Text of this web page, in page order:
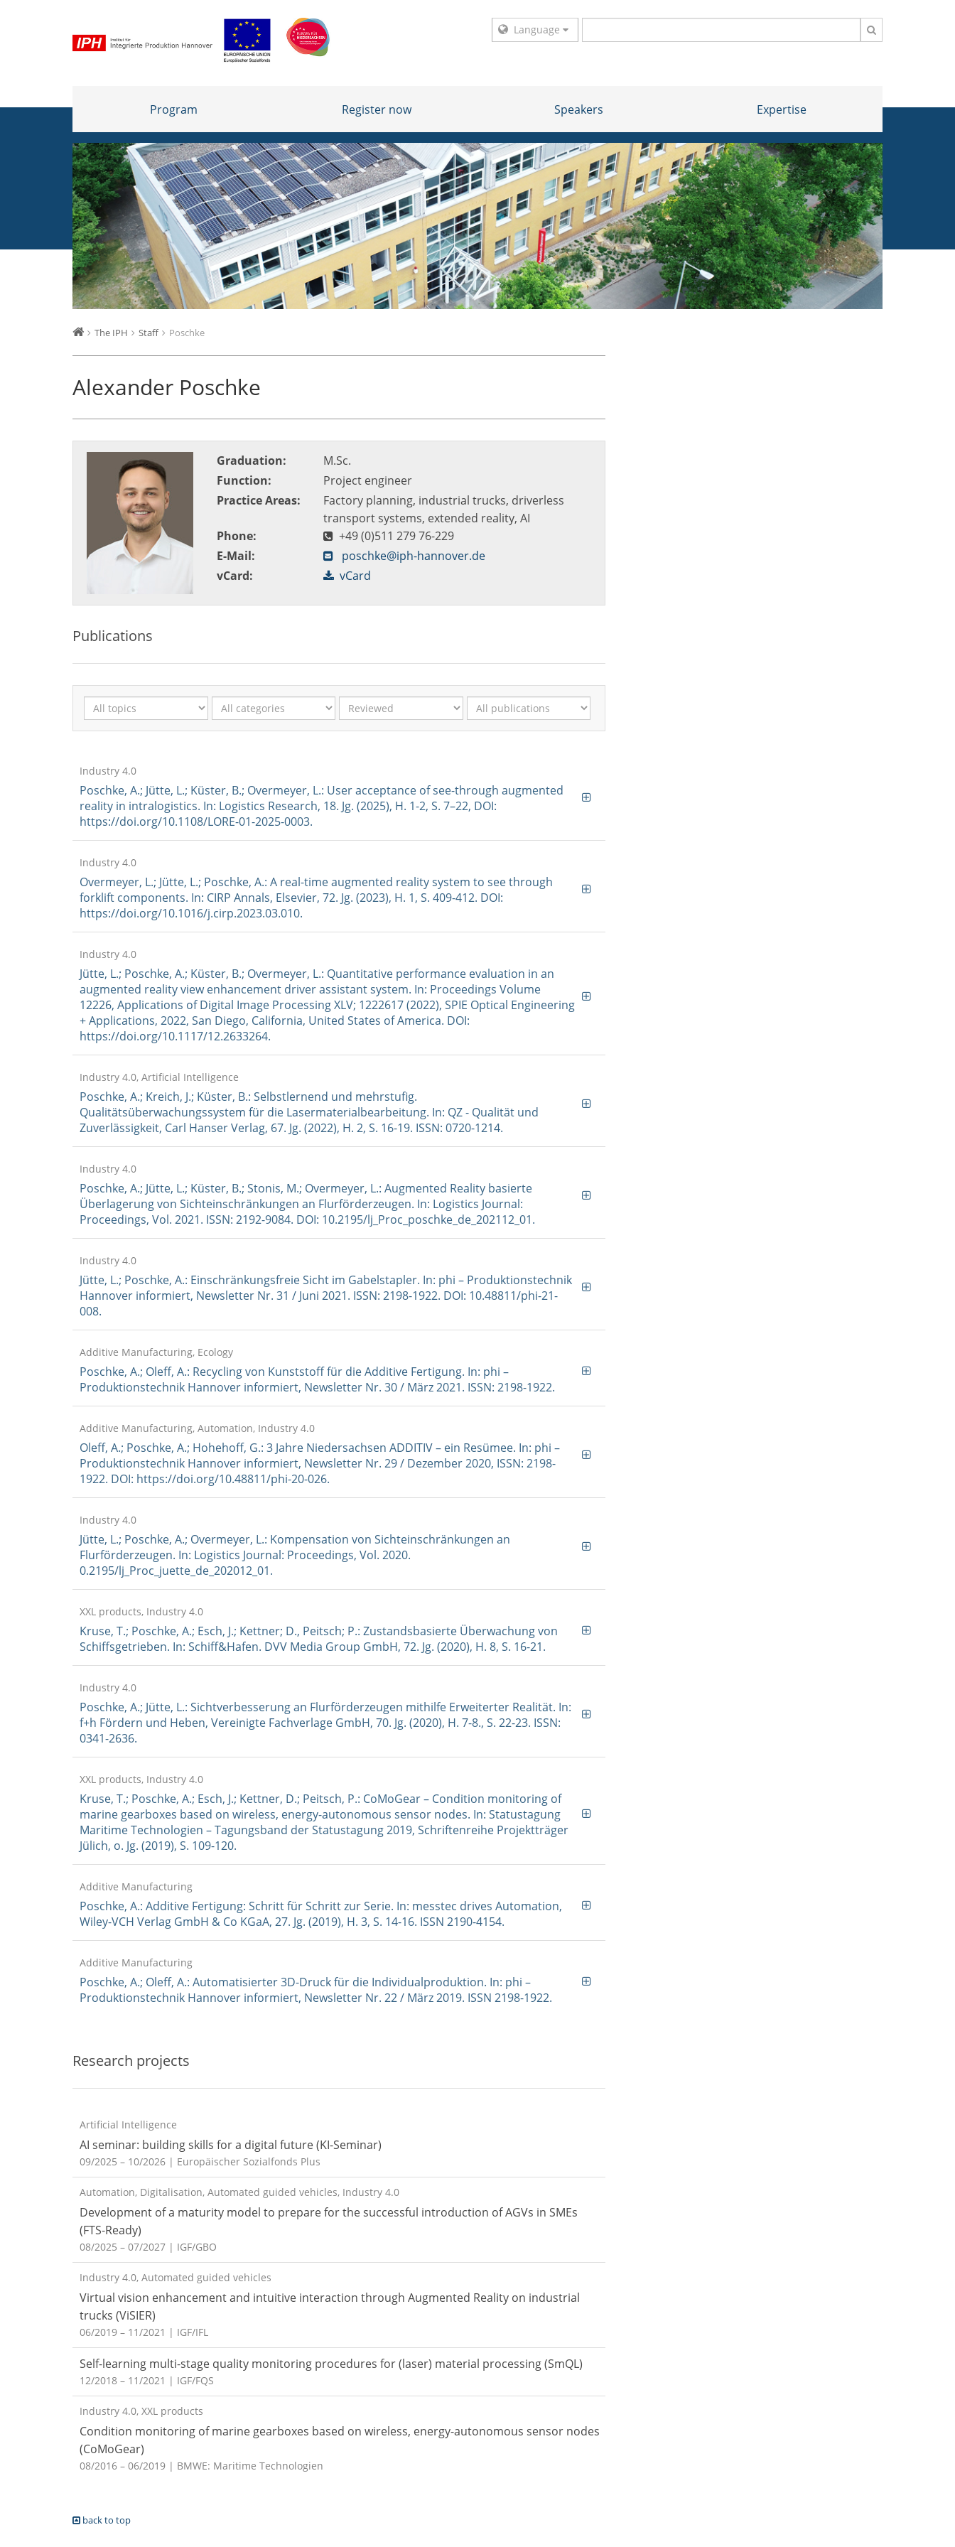
Language
Program Register now Speakers Expertise
The IPH Staff Poschke
Alexander Poschke
Graduation:
M.Sc.
Function:
Project engineer
Practice Areas:
Factory planning, industrial trucks, driverless
transport systems, extended reality, AI
Phone:
+49 (0)511 279 76-229
E-Mail:
poschke@iph-hannover.de
vCard:
vCard
Publications
Industry 4.0
Poschke, A.; Jütte, L.; Küster, B.; Overmeyer, L.: User acceptance of see-through augmented
reality in intralogistics. In: Logistics Research, 18. Jg. (2025), H. 1-2, S. 7–22, DOI:
https://doi.org/10.1108/LORE-01-2025-0003.
Industry 4.0
Overmeyer, L.; Jütte, L.; Poschke, A.: A real-time augmented reality system to see through
forklift components. In: CIRP Annals, Elsevier, 72. Jg. (2023), H. 1, S. 409-412. DOI:
https://doi.org/10.1016/j.cirp.2023.03.010.
Industry 4.0
Jütte, L.; Poschke, A.; Küster, B.; Overmeyer, L.: Quantitative performance evaluation in an
augmented reality view enhancement driver assistant system. In: Proceedings Volume
12226, Applications of Digital Image Processing XLV; 1222617 (2022), SPIE Optical Engineering
+ Applications, 2022, San Diego, California, United States of America. DOI:
https://doi.org/10.1117/12.2633264.
Industry 4.0, Artificial Intelligence
Poschke, A.; Kreich, J.; Küster, B.: Selbstlernend und mehrstufig.
Qualitätsüberwachungssystem für die Lasermaterialbearbeitung. In: QZ - Qualität und
Zuverlässigkeit, Carl Hanser Verlag, 67. Jg. (2022), H. 2, S. 16-19. ISSN: 0720-1214.
Industry 4.0
Poschke, A.; Jütte, L.; Küster, B.; Stonis, M.; Overmeyer, L.: Augmented Reality basierte
Überlagerung von Sichteinschränkungen an Flurförderzeugen. In: Logistics Journal:
Proceedings, Vol. 2021. ISSN: 2192-9084. DOI: 10.2195/lj_Proc_poschke_de_202112_01.
Industry 4.0
Jütte, L.; Poschke, A.: Einschränkungsfreie Sicht im Gabelstapler. In: phi – Produktionstechnik
Hannover informiert, Newsletter Nr. 31 / Juni 2021. ISSN: 2198-1922. DOI: 10.48811/phi-21-
008.
Additive Manufacturing, Ecology
Poschke, A.; Oleff, A.: Recycling von Kunststoff für die Additive Fertigung. In: phi –
Produktionstechnik Hannover informiert, Newsletter Nr. 30 / März 2021. ISSN: 2198-1922.
Additive Manufacturing, Automation, Industry 4.0
Oleff, A.; Poschke, A.; Hohehoff, G.: 3 Jahre Niedersachsen ADDITIV – ein Resümee. In: phi –
Produktionstechnik Hannover informiert, Newsletter Nr. 29 / Dezember 2020, ISSN: 2198-
1922. DOI: https://doi.org/10.48811/phi-20-026.
Industry 4.0
Jütte, L.; Poschke, A.; Overmeyer, L.: Kompensation von Sichteinschränkungen an
Flurförderzeugen. In: Logistics Journal: Proceedings, Vol. 2020.
0.2195/lj_Proc_juette_de_202012_01.
XXL products, Industry 4.0
Kruse, T.; Poschke, A.; Esch, J.; Kettner; D., Peitsch; P.: Zustandsbasierte Überwachung von
Schiffsgetrieben. In: Schiff&Hafen. DVV Media Group GmbH, 72. Jg. (2020), H. 8, S. 16-21.
Industry 4.0
Poschke, A.; Jütte, L.: Sichtverbesserung an Flurförderzeugen mithilfe Erweiterter Realität. In:
f+h Fördern und Heben, Vereinigte Fachverlage GmbH, 70. Jg. (2020), H. 7-8., S. 22-23. ISSN:
0341-2636.
XXL products, Industry 4.0
Kruse, T.; Poschke, A.; Esch, J.; Kettner, D.; Peitsch, P.: CoMoGear – Condition monitoring of
marine gearboxes based on wireless, energy-autonomous sensor nodes. In: Statustagung
Maritime Technologien – Tagungsband der Statustagung 2019, Schriftenreihe Projektträger
Jülich, o. Jg. (2019), S. 109-120.
Additive Manufacturing
Poschke, A.: Additive Fertigung: Schritt für Schritt zur Serie. In: messtec drives Automation,
Wiley-VCH Verlag GmbH & Co KGaA, 27. Jg. (2019), H. 3, S. 14-16. ISSN 2190-4154.
Additive Manufacturing
Poschke, A.; Oleff, A.: Automatisierter 3D-Druck für die Individualproduktion. In: phi –
Produktionstechnik Hannover informiert, Newsletter Nr. 22 / März 2019. ISSN 2198-1922.
Research projects
Artificial Intelligence
AI seminar: building skills for a digital future (KI-Seminar)
09/2025 – 10/2026 | Europäischer Sozialfonds Plus
Automation, Digitalisation, Automated guided vehicles, Industry 4.0
Development of a maturity model to prepare for the successful introduction of AGVs in SMEs
(FTS-Ready)
08/2025 – 07/2027 | IGF/GBO
Industry 4.0, Automated guided vehicles
Virtual vision enhancement and intuitive interaction through Augmented Reality on industrial
trucks (ViSIER)
06/2019 – 11/2021 | IGF/IFL
Self-learning multi-stage quality monitoring procedures for (laser) material processing (SmQL)
12/2018 – 11/2021 | IGF/FQS
Industry 4.0, XXL products
Condition monitoring of marine gearboxes based on wireless, energy-autonomous sensor nodes
(CoMoGear)
08/2016 – 06/2019 | BMWE: Maritime Technologien
back to top